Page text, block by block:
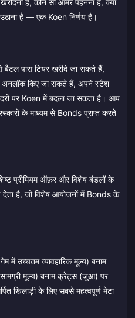
है, कौन सा आर्मर पहनना है, क्या
है — एक Koen निर्णय है।
पास टियर खरीदे जा सकते हैं,
किए जा सकते हैं, अपने स्टैश
पर Koen में बदला जा सकता है। आप
के माध्यम से Bonds प्राप्त करते
प्रीमियम ऑफ़र और विशेष बंडलों के
है, जो विशेष आयोजनों में Bonds के
में उच्चतम व्यावहारिक मूल्य) बनाम
मूल्य) बनाम क्रेट्स (जुआ) पर
खिलाड़ी के लिए सबसे महत्वपूर्ण मेटा